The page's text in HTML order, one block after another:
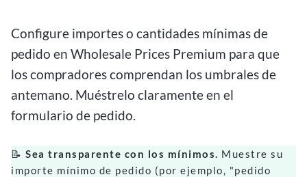
Configure importes o cantidades mínimas de
pedido en Wholesale Prices Premium para que
los compradores comprendan los umbrales de
antemano. Muéstrelo claramente en el
formulario de pedido.
📝 Sea transparente con los mínimos.
Muestre su
importe mínimo de pedido (por ejemplo, "pedido